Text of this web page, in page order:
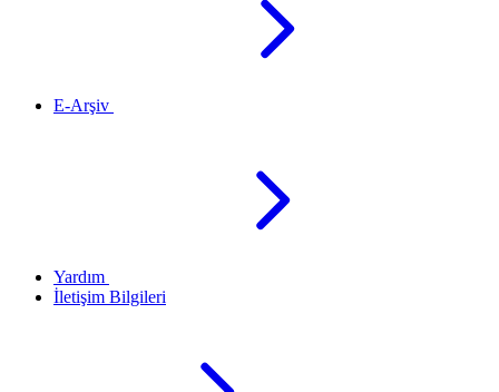
E-Arşiv
Yardım
İletişim Bilgileri